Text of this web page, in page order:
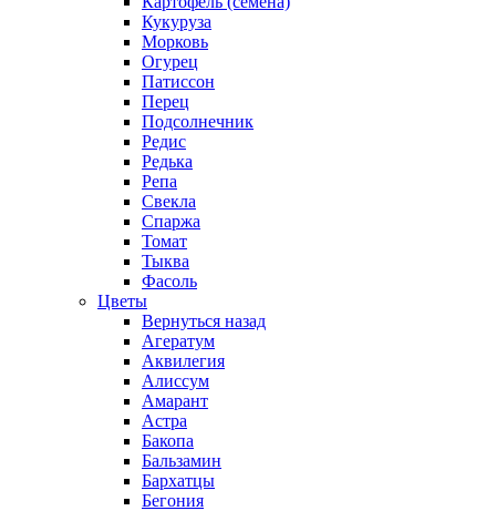
Кукуруза
Морковь
Огурец
Патиссон
Перец
Подсолнечник
Редис
Редька
Репа
Свекла
Спаржа
Томат
Тыква
Фасоль
Цветы
Вернуться назад
Агератум
Аквилегия
Алиссум
Амарант
Астра
Бакопа
Бальзамин
Бархатцы
Бегония